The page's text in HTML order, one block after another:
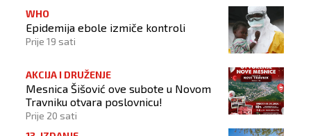
WHO
Epidemija ebole izmiče kontroli
Prije 19 sati
AKCIJA I DRUŽENJE
Mesnica Šišović ove subote u Novom
Travniku otvara poslovnicu!
Prije 20 sati